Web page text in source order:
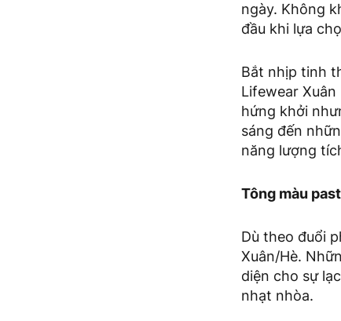
ngày. Không
đầu khi lựa
Bắt nhịp tinh
Lifewear
hứng khởi
sáng đến
năng lượng
Tông màu
Dù theo đuổi
Xuân/Hè.
diện cho sự
nhạt nhòa.